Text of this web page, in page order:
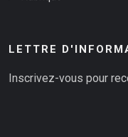
LETTRE
Inscrivez-vous pour